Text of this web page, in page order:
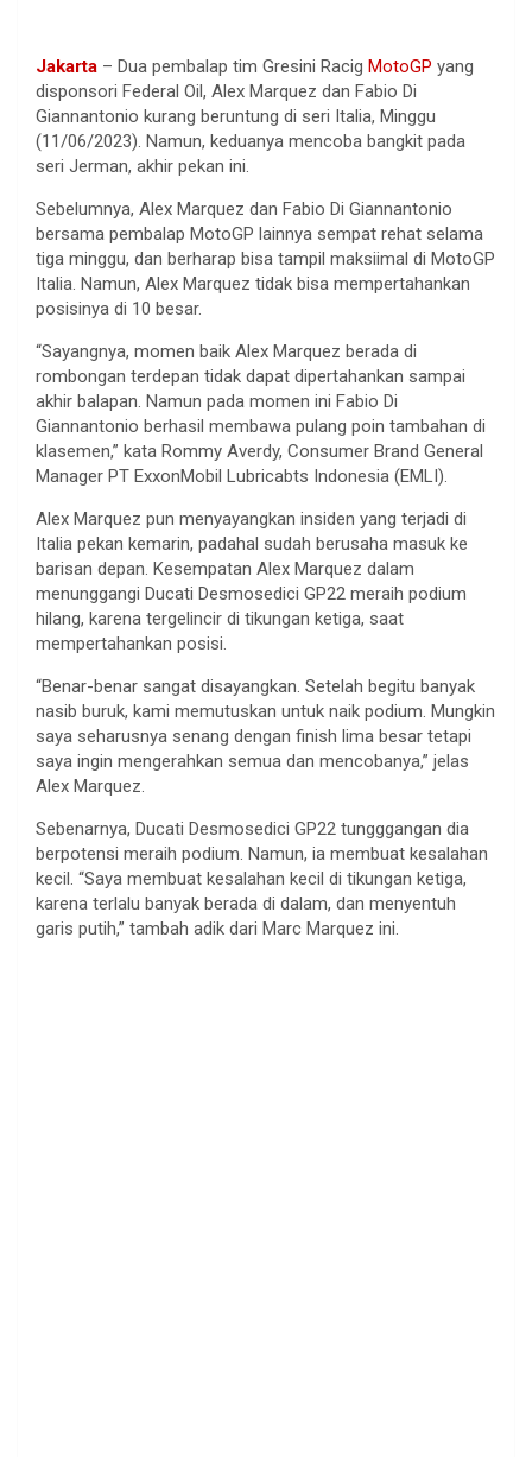
Jakarta – Dua pembalap tim Gresini Racig MotoGP yang
disponsori Federal Oil, Alex Marquez dan Fabio Di
Giannantonio kurang beruntung di seri Italia, Minggu
(11/06/2023). Namun, keduanya mencoba bangkit pada
seri Jerman, akhir pekan ini.
Sebelumnya, Alex Marquez dan Fabio Di Giannantonio
bersama pembalap MotoGP lainnya sempat rehat selama
tiga minggu, dan berharap bisa tampil maksiimal di MotoGP
Italia. Namun, Alex Marquez tidak bisa mempertahankan
posisinya di 10 besar.
“Sayangnya, momen baik Alex Marquez berada di
rombongan terdepan tidak dapat dipertahankan sampai
akhir balapan. Namun pada momen ini Fabio Di
Giannantonio berhasil membawa pulang poin tambahan di
klasemen,” kata Rommy Averdy, Consumer Brand General
Manager PT ExxonMobil Lubricabts Indonesia (EMLI).
Alex Marquez pun menyayangkan insiden yang terjadi di
Italia pekan kemarin, padahal sudah berusaha masuk ke
barisan depan. Kesempatan Alex Marquez dalam
menunggangi Ducati Desmosedici GP22 meraih podium
hilang, karena tergelincir di tikungan ketiga, saat
mempertahankan posisi.
“Benar-benar sangat disayangkan. Setelah begitu banyak
nasib buruk, kami memutuskan untuk naik podium. Mungkin
saya seharusnya senang dengan finish lima besar tetapi
saya ingin mengerahkan semua dan mencobanya,” jelas
Alex Marquez.
Sebenarnya, Ducati Desmosedici GP22 tungggangan dia
berpotensi meraih podium. Namun, ia membuat kesalahan
kecil. “Saya membuat kesalahan kecil di tikungan ketiga,
karena terlalu banyak berada di dalam, dan menyentuh
garis putih,” tambah adik dari Marc Marquez ini.